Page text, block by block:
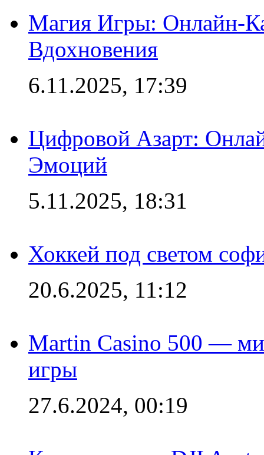
Магия Игры: Онлайн-
Вдохновения
6.11.2025, 17:39
Цифровой Азарт:
Эмоций
5.11.2025, 18:31
Хоккей под светом
20.6.2025, 11:12
Martin Casino 500 —
игры
27.6.2024, 00:19